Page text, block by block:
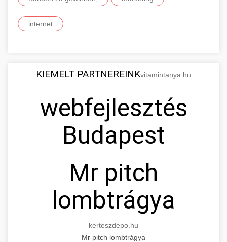
internet
KIEMELT PARTNEREINKvitamintanya.hu
webfejlesztés
Budapest
Mr pitch
lombtrágya
kerteszdepo.hu
Mr pitch lombtrágya